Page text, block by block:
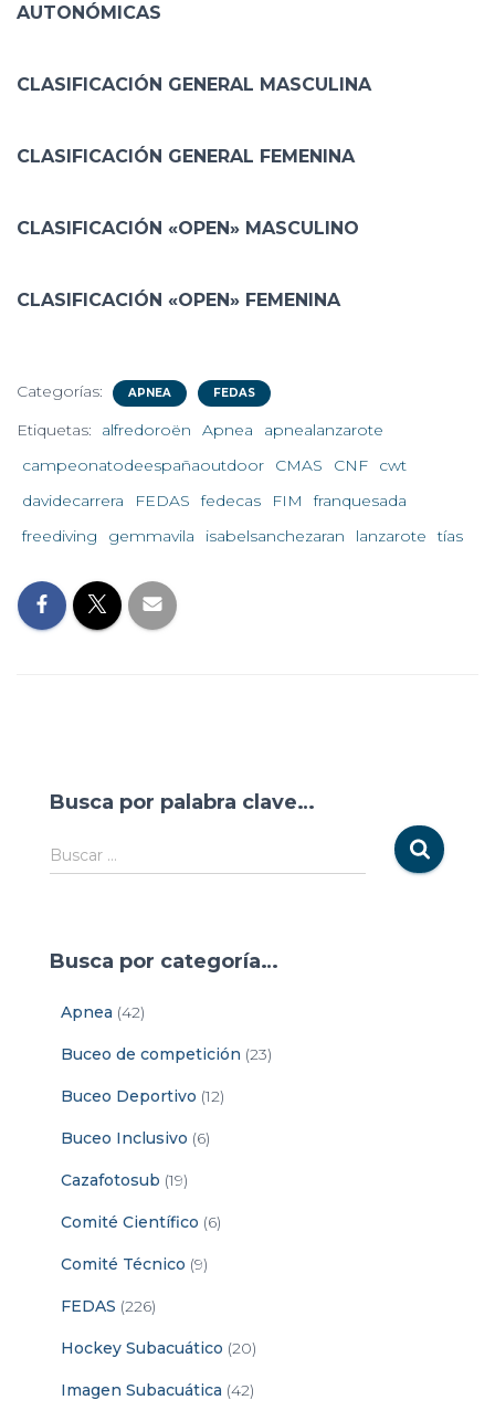
AUTONÓMICAS
CLASIFICACIÓN GENERAL MASCULINA
CLASIFICACIÓN GENERAL FEMENINA
CLASIFICACIÓN «OPEN» MASCULINO
CLASIFICACIÓN «OPEN» FEMENINA
Categorías: APNEA FEDAS
Etiquetas: alfredoroën Apnea
apnealanzarote
campeonatodeespañaoutdoor
CMAS CNF
cwt
davidecarrera
FEDAS fedecas FIM
franquesada
freediving
gemmavila isabelsanchezaran lanzarote tías
Busca por palabra clave…
Buscar …
Busca por categoría…
Apnea (42)
Buceo de competición (23)
Buceo Deportivo (12)
Buceo Inclusivo (6)
Cazafotosub (19)
Comité Científico (6)
Comité Técnico (9)
FEDAS (226)
Hockey Subacuático (20)
Imagen Subacuática (42)